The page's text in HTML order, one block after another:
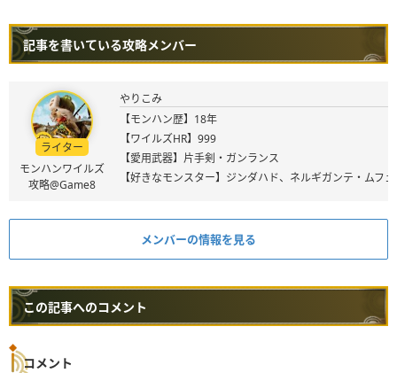
記事を書いている攻略メンバー
ライター
モンハンワイルズ
攻略@Game8
やりこみ
【モンハン歴】18年
【ワイルズHR】999
【愛用武器】片手剣・ガンランス
【好きなモンスター】ジンダハド、ネルギガンテ・ムフ
メンバーの情報を見る
この記事へのコメント
コメント